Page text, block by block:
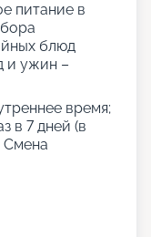
питание в
блюд
и ужин –
время;
в 7 дней (в
Смена